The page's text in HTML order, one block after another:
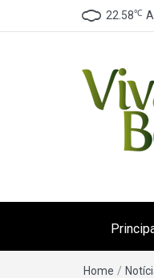
22.58℃
Home /